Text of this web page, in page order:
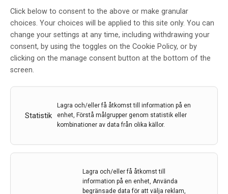
Click below to consent to the above or make granular
choices. Your choices will be applied to this site only. You can
change your settings at any time, including withdrawing your
consent, by using the toggles on the Cookie Policy, or by
clicking on the manage consent button at the bottom of the
screen.
Statistik
Lagra och/eller få åtkomst till information på en
enhet, Förstå målgrupper genom statistik eller
kombinationer av data från olika källor.
Lagra och/eller få åtkomst till
information på en enhet, Använda
begränsade data för att välja reklam,
Ny studie visar på färre skov och
behandlingsavbrott vid ms-
behandling med Mavenclad
,skov ,teriflunomid
En ny registerstudie från MSBase visar att patienter
dimethylfumarat eller teriflunomid.